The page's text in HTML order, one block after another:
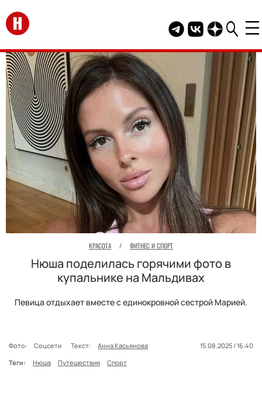
Перейти на главную
Telegram канал
Группа HELLO
Канал
КРАСОТА / ФИТНЕС И СПОРТ
Нюша поделилась горячими фото в
купальнике на Мальдивах
Певица отдыхает вместе с единокровной сестрой Марией.
Фото: Соцсети Текст: Анна Касьянова
15.08.2025 / 16:40
Теги:
Нюша Путешествия Спорт